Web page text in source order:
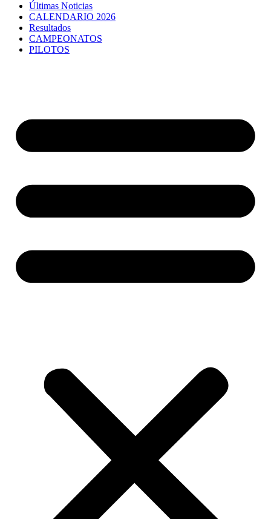
Últimas Noticias
CALENDARIO 2026
Resultados
CAMPEONATOS
PILOTOS